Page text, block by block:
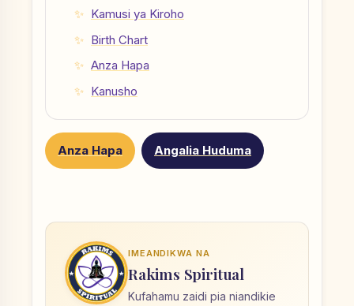
Kamusi ya Kiroho
Birth Chart
Anza Hapa
Kanusho
Anza Hapa Angalia Huduma
IMEANDIKWA NA
Rakims Spiritual
Kufahamu zaidi pia niandikie